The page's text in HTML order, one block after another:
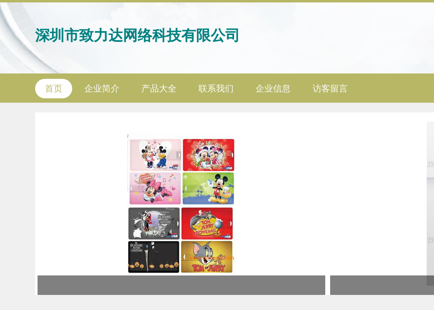
深圳市致力达网络科技有限公司
首页 企业简介 产品大全 联系我们 企业信息 访客留言